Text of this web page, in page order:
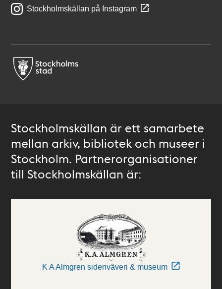
Stockholmskällan på Instagram
Stockholmskällan är ett samarbete
mellan arkiv, bibliotek och museer i
Stockholm. Partnerorganisationer
till Stockholmskällan är:
K A Almgren sidenväveri & museum